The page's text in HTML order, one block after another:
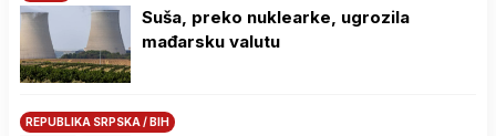
Suša, preko nuklearke, ugrozila
mađarsku valutu
REPUBLIKA SRPSKA / BIH